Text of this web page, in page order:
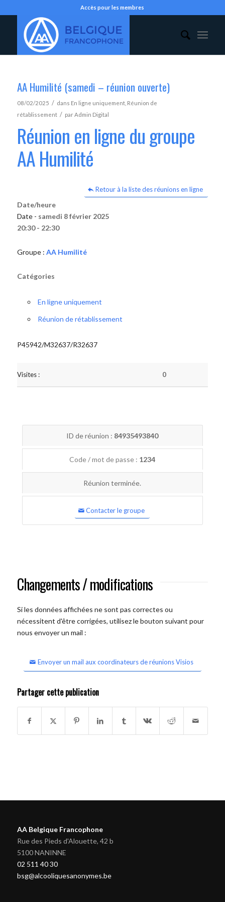
Accès pour les membres
AA Humilité (samedi – réunion ouverte)
08/02/2025 / dans En ligne uniquement, Réunion de
rétablissement / parAdmin Digital
Réunion en ligne du groupe
AA Humilité
Retour à la liste des réunions en ligne
Date/heure
Date - samedi 8 février 2025
20:30 - 22:30
Groupe : AA Humilité
Catégories
En ligne uniquement
Réunion de rétablissement
P45942/M32637/R32637
Visites : 0
ID de réunion : 84935493840
Code / mot de passe : 1234
Réunion terminée.
Contacter le groupe
Changements / modifications
Si les données affichées ne sont pas correctes ou
nécessitent d'être corrigées, utilisez le bouton suivant pour
nous envoyer un mail :
Envoyer un mail aux coordinateurs de réunions Visios
Partager cette publication
AA Belgique Francophone
Rue des Pieds d'Alouette, 42 b
5100 NANINNE
02 511 40 30
bsg@alcooliquesanonymes.be